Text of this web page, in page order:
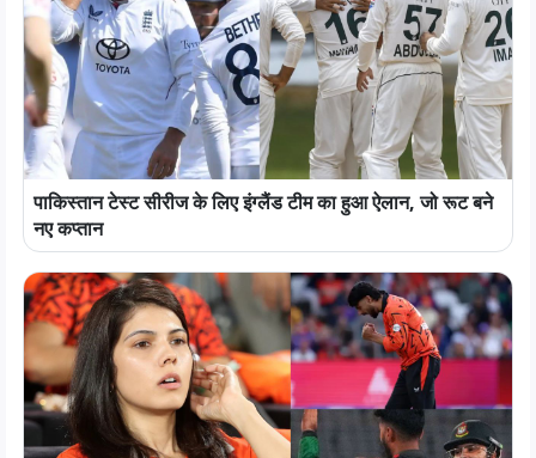
पाकिस्तान टेस्ट सीरीज के लिए इंग्लैंड टीम का हुआ ऐलान, जो रूट बने
नए कप्तान